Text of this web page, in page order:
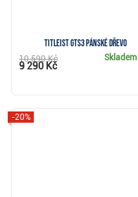
Titleist GTS3 pánské dřevo
Skladem
10 590 Kč
9 290 Kč
-20%